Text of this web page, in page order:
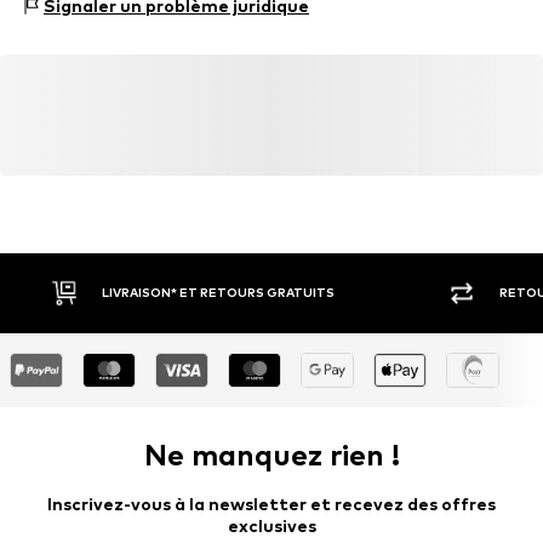
72555 Metzingen
Signaler un problème juridique
LIVRAISON* ET RETOURS GRATUITS
Ne manquez rien !
Inscrivez-vous à la newsletter et recevez des offres
exclusives